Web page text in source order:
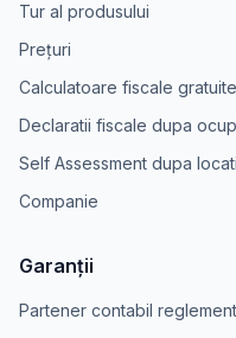
Tur al produsului
Prețuri
Calculatoare fiscale
Declaratii fiscale dupa
Self Assessment dupa
Companie
Garanții
Partener contabil